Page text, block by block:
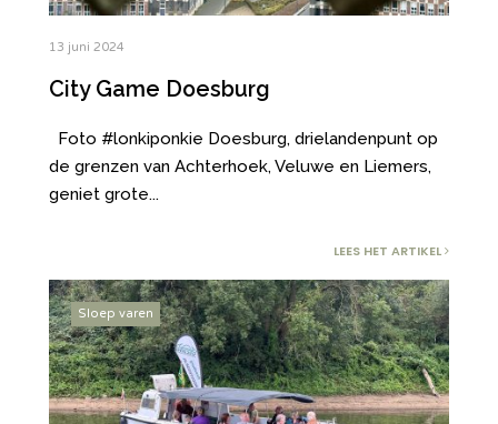
13 juni 2024
City Game Doesburg
Foto #lonkiponkie Doesburg, drielandenpunt op
de grenzen van Achterhoek, Veluwe en Liemers,
geniet grote...
LEES HET ARTIKEL
Sloep varen